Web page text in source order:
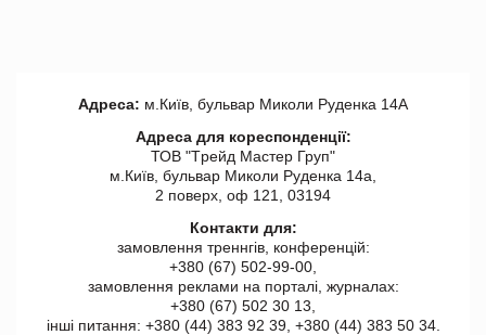
Адреса: м.Київ, бульвар Миколи Руденка 14А
Адреса для кореспонденції:
ТОВ "Tрейд Мастер Груп"
м.Київ, бульвар Миколи Руденка 14а,
2 поверх, оф 121, 03194
Контакти для:
замовлення треннгів, конференцій:
+380 (67) 502-99-00,
замовлення реклами на порталі, журналах:
+380 (67) 502 30 13,
інші питання: +380 (44) 383 92 39, +380 (44) 383 50 34.